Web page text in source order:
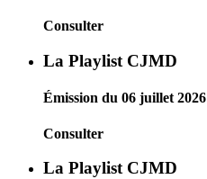
Consulter
La Playlist CJMD
Émission du 06 juillet 2026
Consulter
La Playlist CJMD